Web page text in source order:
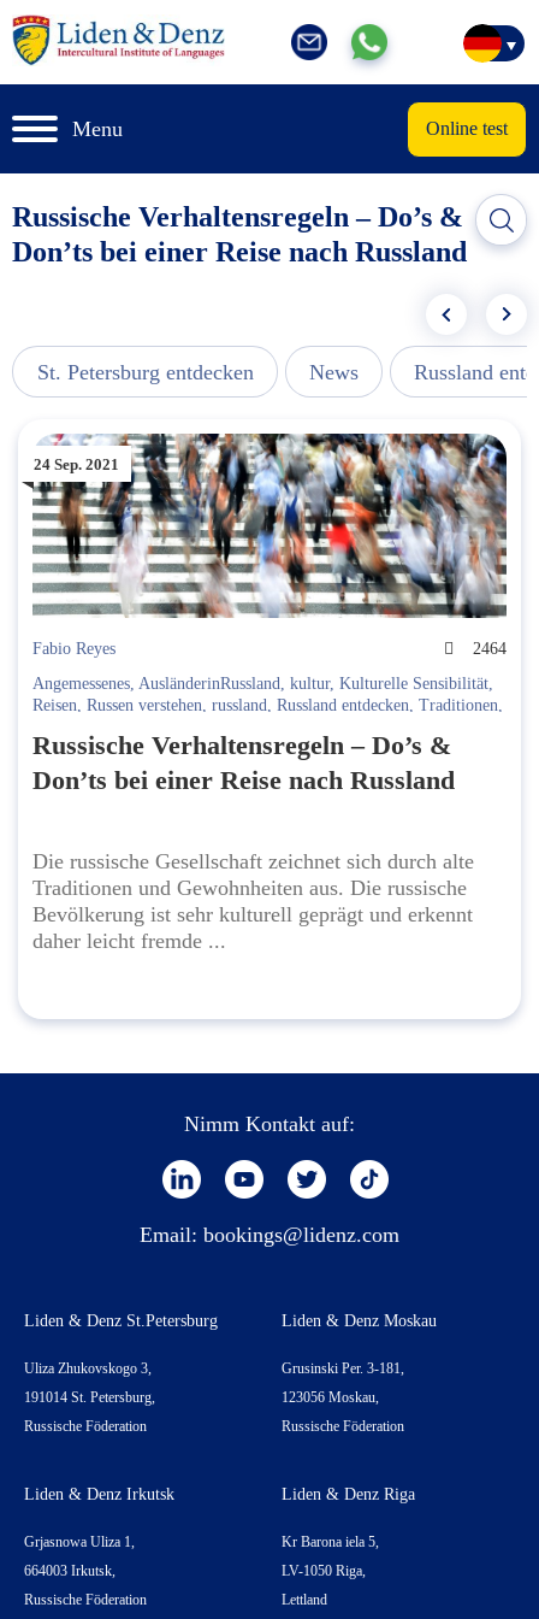
Menu Online test
Russische Verhaltensregeln – Do’s &
Don’ts bei einer Reise nach Russland
St. Petersburg entdecken News Russland
24 Sep. 2021
Fabio Reyes
2464
Angemessenes, AusländerinRussland, kultur, Kulturelle Sensibilität,
Reisen, Russen verstehen, russland, Russland entdecken, Traditionen,
Russische Verhaltensregeln – Do’s &
Don’ts bei einer Reise nach Russland
Die russische Gesellschaft zeichnet sich durch alte
Traditionen und Gewohnheiten aus. Die russische
Bevölkerung ist sehr kulturell geprägt und erkennt
daher leicht fremde ...
Nimm Kontakt auf:
Email: bookings@lidenz.com
Liden & Denz St.Petersburg
Uliza Zhukovskogo 3,
191014 St. Petersburg,
Russische Föderation
Liden & Denz Moskau
Grusinski Per. 3-181,
123056 Moskau,
Russische Föderation
Liden & Denz Irkutsk
Grjasnowa Uliza 1,
664003 Irkutsk,
Russische Föderation
Liden & Denz Riga
Kr Barona iela 5,
LV-1050 Riga,
Lettland